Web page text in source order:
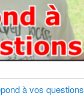
à vos questions